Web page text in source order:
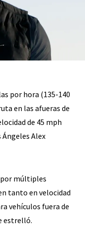
por hora (135-140
en las afueras de
de 45 mph
Ángeles Alex
por múltiples
tanto en velocidad
vehículos fuera de
estrelló.